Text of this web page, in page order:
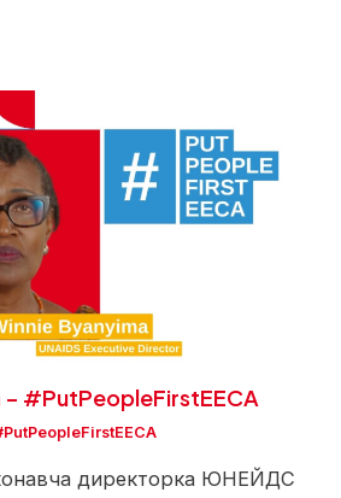
– #PutPeopleFirstEECA
директорка ЮНЕЙДС